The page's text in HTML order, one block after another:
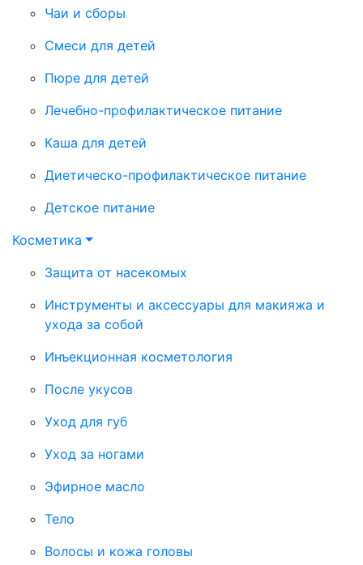
Чаи и сборы
Смеси для детей
Пюре для детей
Лечебно-профилактическое питание
Каша для детей
Диетическо-профилактическое питание
Детское питание
Косметика
Защита от насекомых
Инструменты и аксессуары для макияжа и
ухода за собой
Инъекционная косметология
После укусов
Уход для губ
Уход за ногами
Эфирное масло
Тело
Волосы и кожа головы